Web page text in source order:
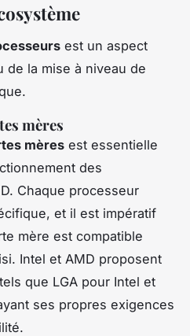
est un aspect
de la mise à niveau de
mères
mères est essentielle
des
Chaque processeur
et il est impératif
mère est compatible
Intel et AMD proposent
que LGA pour Intel et
ses propres exigences